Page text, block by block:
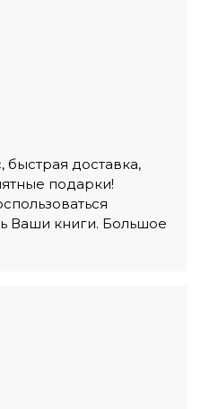
доставка,
подарки!
Ваши книги. Большое